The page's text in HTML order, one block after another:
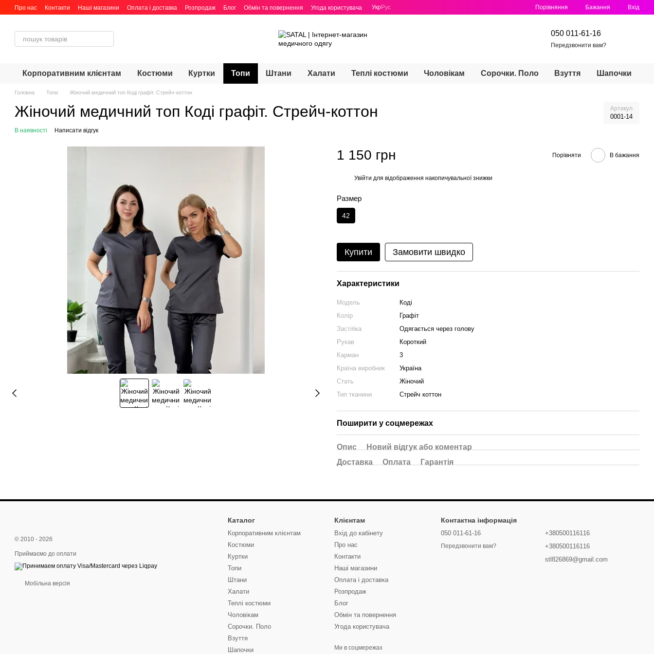
Перейти до основного контенту
Про нас Контакти Наші магазини Оплата і доставка Розпродаж Блог Обмін та повернення Угода користувача УкрРус Порівняння Бажання Вхід
050 011-61-16
Передзвонити вам?
Корпоративним клієнтам Костюми Куртки Топи Штани Халати Теплі костюми Чоловікам Сорочки. Поло Взуття Шапочки
Головна Топи Жіночий медичний топ Коді графіт. Стрейч-коттон
Жіночий медичний топ Коді графіт. Стрейч-коттон Артикул
0001-14
В наявності Написати відгук
1 150 грн Порівняти В бажання
Увійти для відображення накопичувальної знижки
Размер
42
Купити Замовити швидко
Характеристики
Модель
Коді
Колір
Графіт
Застібка
Одягається через голову
Рукав
Короткий
Карман
3
Країна виробник
Україна
Стать
Жіночий
Тип тканини
Стрейч коттон
Поширити у соцмережах
Опис
Новий відгук або коментар
Доставка
Оплата Гарантія
© 2010 - 2026
Приймаємо до оплати
Мобільна версія
Каталог
Корпоративним клієнтам
Костюми
Куртки
Топи
Штани
Халати
Теплі костюми
Чоловікам
Сорочки. Поло
Взуття
Шапочки
Клієнтам
Вхід до кабінету
Про нас
Контакти
Наші магазини
Оплата і доставка
Розпродаж
Блог
Обмін та повернення
Угода користувача
Ми в соцмережах
Контактна інформація
050 011-61-16
Передзвонити вам?
+380500116116
+380500116116
stl826869@gmail.com